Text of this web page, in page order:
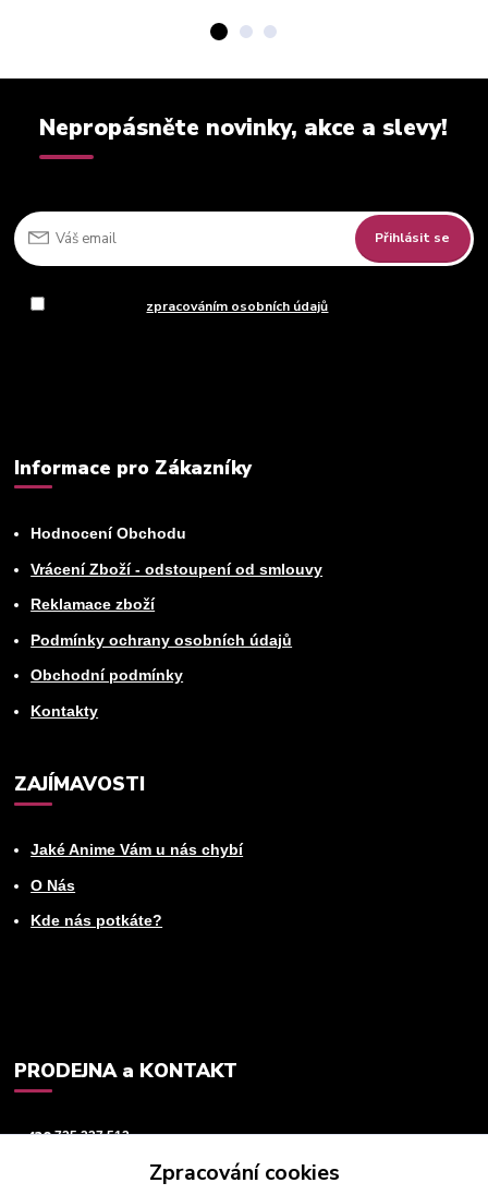
Nepropásněte novinky, akce a slevy!
Přihlásit se
zpracováním osobních údajů
Informace pro Zákazníky
Hodnocení Obchodu
Vrácení Zboží - odstoupení od smlouvy
Reklamace zboží
Podmínky ochrany osobních údajů
Obchodní podmínky
Kontakty
ZAJÍMAVOSTI
Jaké Anime Vám u nás chybí
O Nás
Kde nás potkáte?
PRODEJNA a KONTAKT
+420725 237 512
Zpracování cookies